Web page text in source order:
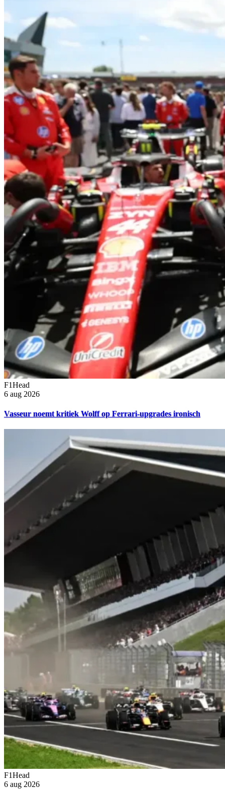
F1Head
6 aug 2026
Vasseur noemt kritiek Wolff op Ferrari-upgrades ironisch
F1Head
6 aug 2026